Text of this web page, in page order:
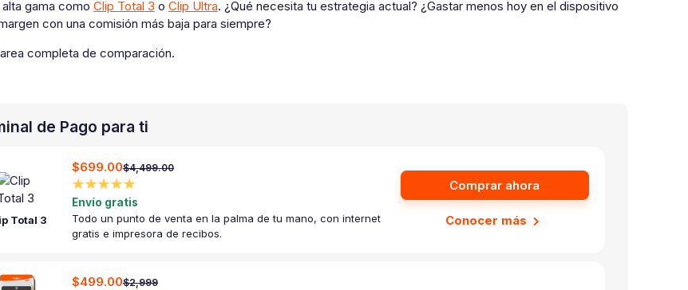
gama como Clip Total 3 o Clip Ultra. ¿Qué necesita tu estrategia actual? ¿Gastar menos hoy en el dispositivo
con una comisión más baja para siempre?
completa de comparación.
de Pago para ti
Total 3
$699.00$4,499.00
★★★★★
Envío gratis
Todo un punto de venta en la palma de tu mano, con internet
gratis e impresora de recibos.
Comprar ahora
Conocer más
$499.00$2,999